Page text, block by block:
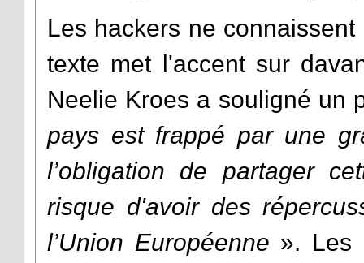
Les hackers ne
texte met l'accent sur
Neelie Kroes a souligné un
pays est frappé par une
l’obligation de partager
risque d'avoir des
l’Union Européenne ». Les